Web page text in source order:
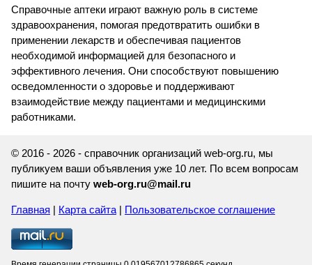
Справочные аптеки играют важную роль в системе
здравоохранения, помогая предотвратить ошибки в
применении лекарств и обеспечивая пациентов
необходимой информацией для безопасного и
эффективного лечения. Они способствуют повышению
осведомленности о здоровье и поддерживают
взаимодействие между пациентами и медицинскими
работниками.
© 2016 - 2026 - справочник организаций web-org.ru, мы
публикуем ваши объявления уже 10 лет. По всем вопросам
пишите на почту web-org.ru@mail.ru
Главная | Карта сайта| Пользовательское соглашение